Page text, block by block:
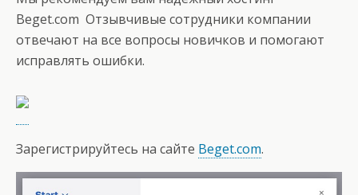
Beget.com Отзывчивые сотрудники компании
отвечают на все вопросы новичков и помогают
исправлять ошибки.
Зарегистрируйтесь на сайте Beget.com.